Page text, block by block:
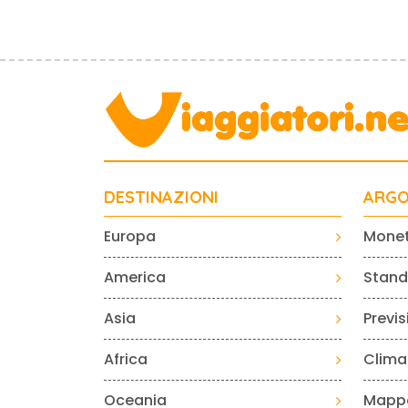
DESTINAZIONI
Europa
America
Asia
Africa
Oceania
Clima